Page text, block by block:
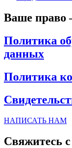
Ваше право
Политика
данных
Политика
НАПИСАТЬ НАМ
Свяжитесь